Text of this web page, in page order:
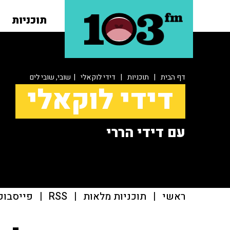
תוכניות
דף הבית | תוכניות | דידי לוקאלי | שובי, שובי לים
דידי לוקאלי
עם דידי הררי
ראשי | תוכניות מלאות |
RSS
|